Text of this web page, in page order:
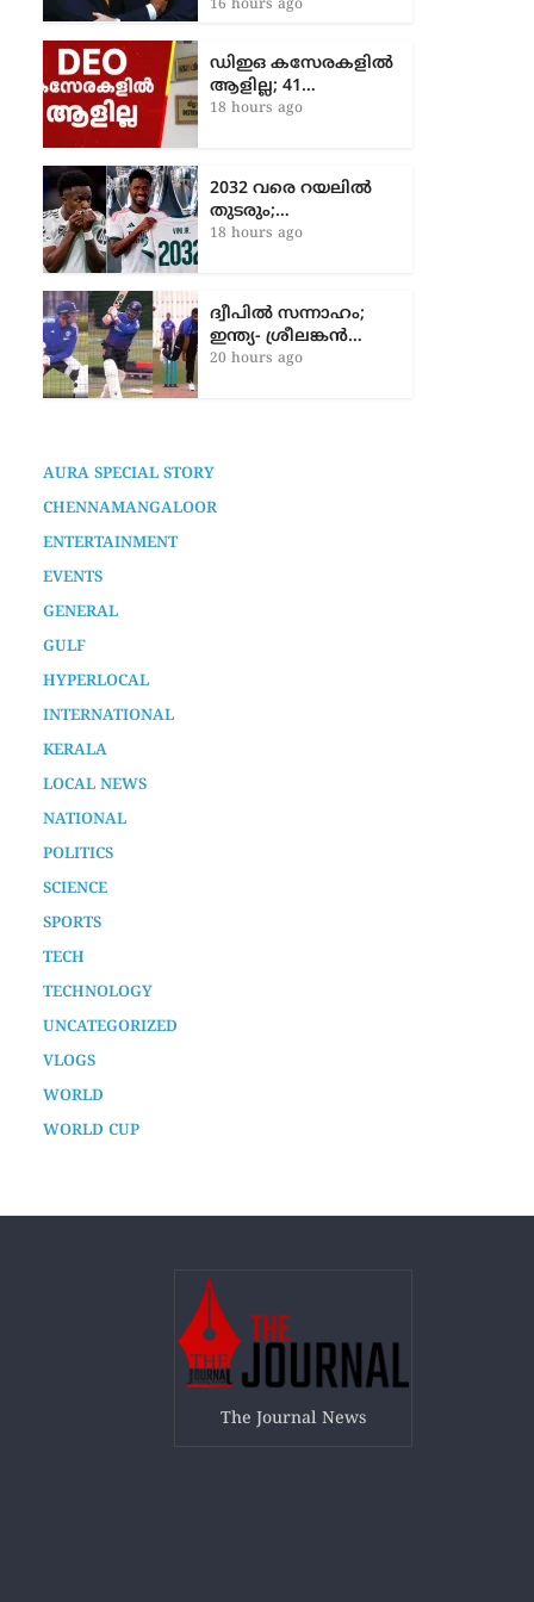
പൂർണ്ണ പിന്തുണ
പ്രഖ്യാപിച്ച്…
16 hours ago
ആളില്ല; 41…
18 hours ago
തുടരും;…
18 hours ago
AURA SPECIAL STORY
CHENNAMANGALOOR
ENTERTAINMENT
EVENTS
GENERAL
GULF
HYPERLOCAL
INTERNATIONAL
KERALA
LOCAL NEWS
NATIONAL
POLITICS
SCIENCE
SPORTS
TECH
TECHNOLOGY
UNCATEGORIZED